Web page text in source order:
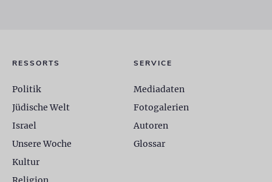
RESSORTS
Politik
Jüdische Welt
Israel
Unsere Woche
Kultur
SERVICE
Mediadaten
Fotogalerien
Autoren
Glossar